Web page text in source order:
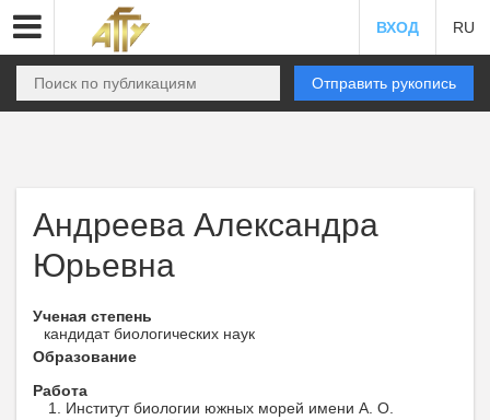
ВХОД RU
Отправить рукопись
Андреева Александра
Юрьевна
Ученая степень
кандидат биологических наук
Образование
Работа
Институт биологии южных морей имени А. О.